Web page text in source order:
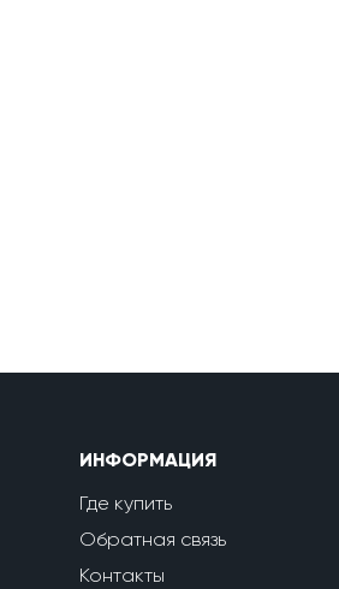
ИНФОРМАЦИЯ
Где купить
Обратная связь
Контакты